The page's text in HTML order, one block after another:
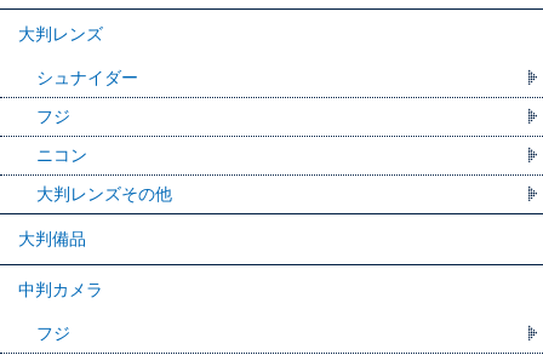
大判レンズ
シュナイダー
フジ
ニコン
大判レンズその他
大判備品
中判カメラ
フジ